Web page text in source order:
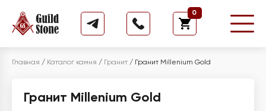
0
Главная / Каталог камня / Гранит / Гранит Millenium Gold
Гранит Millenium Gold